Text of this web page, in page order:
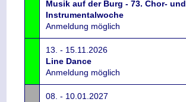
Musik auf der Burg - 73. Chor- und
Instrumentalwoche
Anmeldung möglich
13. - 15.11.2026
Line Dance
Anmeldung möglich
08. - 10.01.2027